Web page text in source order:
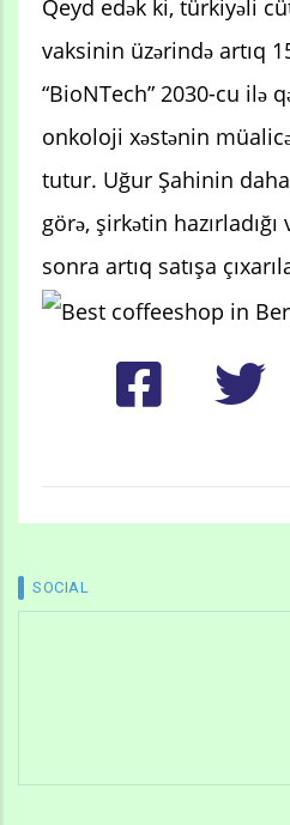
Qeyd edək ki, türkiyəli
vaksinin üzərində artıq
“BioNTech” 2030-cu ilə
onkoloji xəstənin
tutur. Uğur Şahinin daha
görə, şirkətin
sonra artıq satışa
SOCIAL